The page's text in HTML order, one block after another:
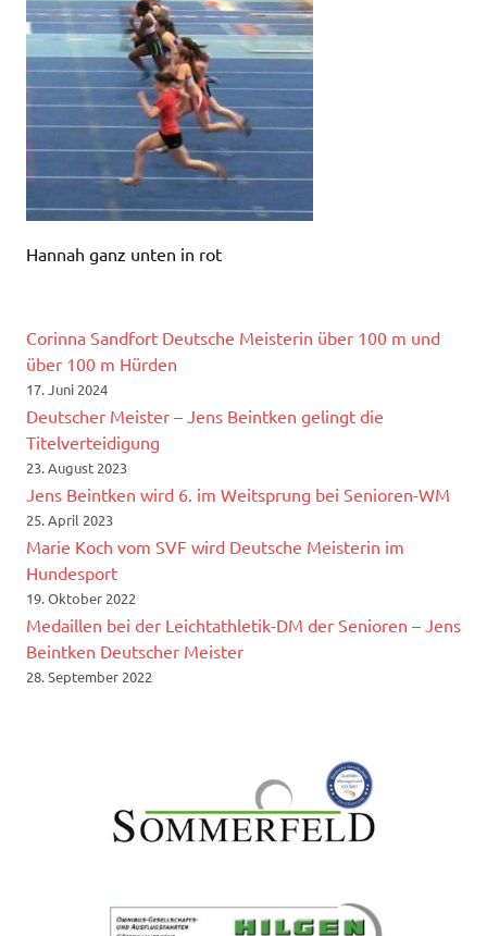
Hannah ganz unten in rot
Corinna Sandfort Deutsche Meisterin über 100 m und
über 100 m Hürden
17. Juni 2024
Deutscher Meister – Jens Beintken gelingt die
Titelverteidigung
23. August 2023
Jens Beintken wird 6. im Weitsprung bei Senioren-WM
25. April 2023
Marie Koch vom SVF wird Deutsche Meisterin im
Hundesport
19. Oktober 2022
Medaillen bei der Leichtathletik-DM der Senioren – Jens
Beintken Deutscher Meister
28. September 2022